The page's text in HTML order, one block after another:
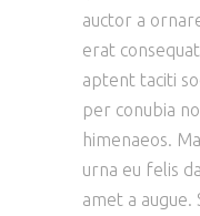
auctor a
erat
aptent taciti
per conubia
himenaeos.
urna eu felis
amet a augue.